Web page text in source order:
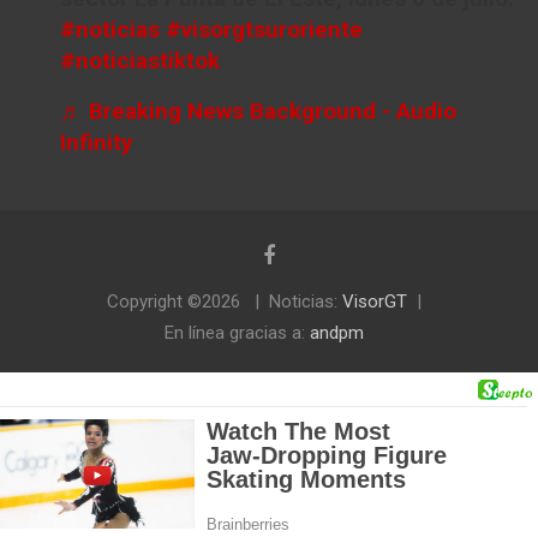
#noticias #visorgtsuroriente
#noticiastiktok
♬ Breaking News Background - Audio
Infinity
Copyright ©2026 Noticias: VisorGT
En línea gracias a: andpm